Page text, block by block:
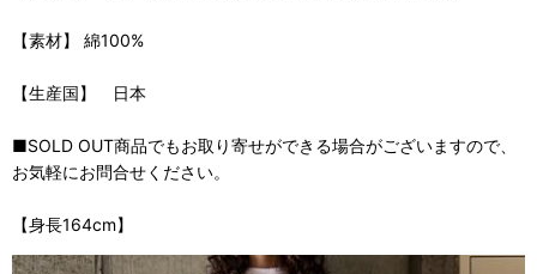
【素材】 綿100%
【生産国】 日本
■SOLD OUT商品でもお取り寄せができる場合がございますので、
お気軽にお問合せください。
【身長164cm】